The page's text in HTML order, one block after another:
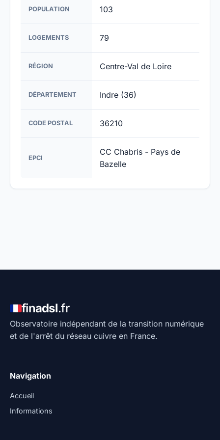
POPULATION 103
LOGEMENTS 79
RÉGION Centre-Val de Loire
DÉPARTEMENT Indre (36)
CODE POSTAL 36210
EPCI
CC Chabris - Pays de
Bazelle
finadsl.fr
Observatoire indépendant de la transition numérique
et de l'arrêt du réseau cuivre en France.
Navigation
Accueil
Informations